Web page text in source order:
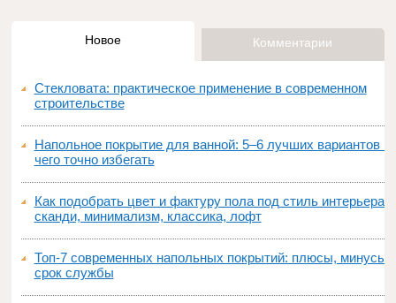
Новое Комментарии
Стекловата: практическое применение в современном
строительстве
Напольное покрытие для ванной: 5–6 лучших вариантов и
чего точно избегать
Как подобрать цвет и фактуру пола под стиль интерьера:
сканди, минимализм, классика, лофт
Топ‑7 современных напольных покрытий: плюсы, минусы,
срок службы